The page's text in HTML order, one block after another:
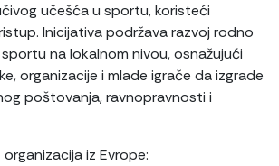
učešća u sportu, koristeći
Inicijativa podržava razvoj rodno
na lokalnom nivou, osnažujući
organizacije i mlade igrače da izgrade
poštovanja, ravnopravnosti i
iz Evrope: